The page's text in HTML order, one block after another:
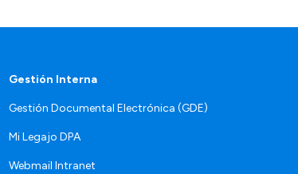
Gestión Interna
Gestión Documental Electrónica (GDE)
Mi Legajo DPA
Webmail Intranet